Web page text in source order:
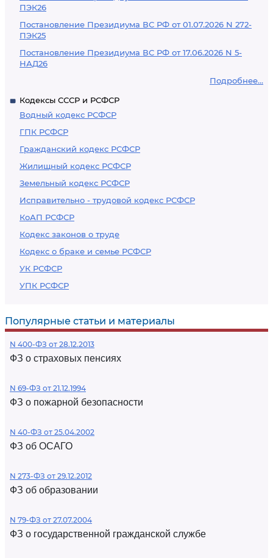
ПЭК26
Постановление Президиума ВС РФ от 01.07.2026 N 272-
ПЭК25
Постановление Президиума ВС РФ от 17.06.2026 N 5-
НАД26
Подробнее...
Кодексы СССР и РСФСР
Водный кодекс РСФСР
ГПК РСФСР
Гражданский кодекс РСФСР
Жилищный кодекс РСФСР
Земельный кодекс РСФСР
Исправительно - трудовой кодекс РСФСР
КоАП РСФСР
Кодекс законов о труде
Кодекс о браке и семье РСФСР
УК РСФСР
УПК РСФСР
Популярные статьи и материалы
N 400-ФЗ от 28.12.2013
ФЗ о страховых пенсиях
N 69-ФЗ от 21.12.1994
ФЗ о пожарной безопасности
N 40-ФЗ от 25.04.2002
ФЗ об ОСАГО
N 273-ФЗ от 29.12.2012
ФЗ об образовании
N 79-ФЗ от 27.07.2004
ФЗ о государственной гражданской службе